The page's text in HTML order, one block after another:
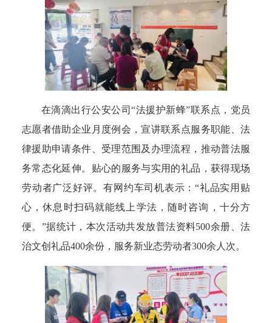
在滴滴出行公安公司“法援护新蜂”联系点，党员
志愿者借助企业月度例会，宣讲联系点服务职能、法
律援助申请条件、受理范围及办理流程，推动普法服
务常态化延伸。贴心的服务与实用的礼品，获得现场
劳动者广泛好评。有网约车司机表示：“礼品实用贴
心，休息时扫码就能线上学法，随时咨询，十分方
便。”据统计，本次活动共发放普法资料500余册、法
治文创礼品400余份，服务新业态劳动者300余人次。